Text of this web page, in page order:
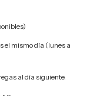
el mismo día (lunes a
al día siguiente.